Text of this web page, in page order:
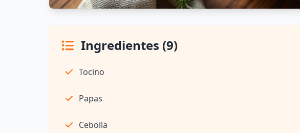
Ingredientes (9)
Tocino
Papas
Cebolla